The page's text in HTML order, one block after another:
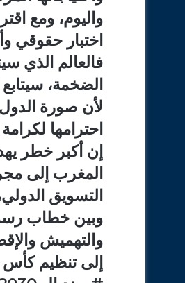
اختبار حقوقي
فالعالم الذي
الضخمة،
لأن صورة
احترامها
إن أكبر خطر
المغرب إلى
التسويق
وبين خطاب
والتهميش
إلى تنظيم